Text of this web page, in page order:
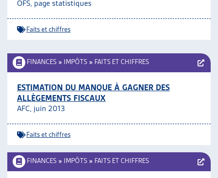
OFS, page statistiques
Faits et chiffres
FINANCES » IMPÔTS » FAITS ET CHIFFRES
ESTIMATION DU MANQUE À GAGNER DES
ALLÈGEMENTS FISCAUX
AFC, juin 2013
Faits et chiffres
FINANCES » IMPÔTS » FAITS ET CHIFFRES